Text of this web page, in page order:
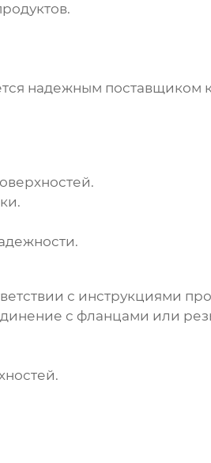
надежным поставщиком
с инструкциями
с фланцами или